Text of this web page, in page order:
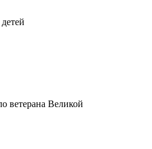
ветерана Великой